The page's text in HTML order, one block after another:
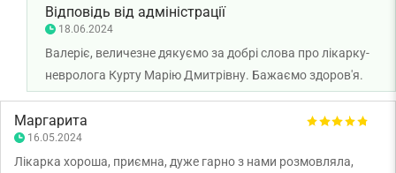
Відповідь від адміністрації
18.06.2024
Валеріє, величезне дякуємо за добрі слова про лікарку-
невролога Курту Марію Дмитрівну. Бажаємо здоров'я.
Маргарита
16.05.2024
Лікарка хороша, приємна, дуже гарно з нами розмовляла,